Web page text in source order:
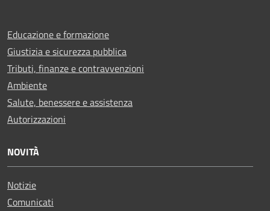
Educazione e formazione
Giustizia e sicurezza pubblica
Tributi, finanze e contravvenzioni
Ambiente
Salute, benessere e assistenza
Autorizzazioni
NOVITÀ
Notizie
Comunicati